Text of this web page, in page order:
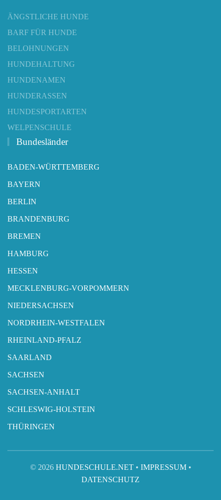
ÄNGSTLICHE HUNDE
BARF FÜR HUNDE
BELOHNUNGEN
HUNDEHALTUNG
HUNDENAMEN
HUNDERASSEN
HUNDESPORTARTEN
WELPENSCHULE
Bundesländer
BADEN-WÜRTTEMBERG
BAYERN
BERLIN
BRANDENBURG
BREMEN
HAMBURG
HESSEN
MECKLENBURG-VORPOMMERN
NIEDERSACHSEN
NORDRHEIN-WESTFALEN
RHEINLAND-PFALZ
SAARLAND
SACHSEN
SACHSEN-ANHALT
SCHLESWIG-HOLSTEIN
THÜRINGEN
© 2026 HUNDESCHULE.NET• IMPRESSUM•
DATENSCHUTZ